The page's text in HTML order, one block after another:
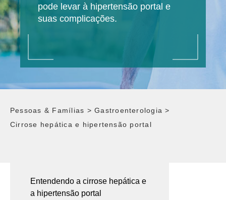
Pessoas & Famílias >Gastroenterologia >
Cirrose hepática e hipertensão portal
pode levar à hipertensão portal e
suas complicações.
Entendendo a cirrose hepática e
a hipertensão portal